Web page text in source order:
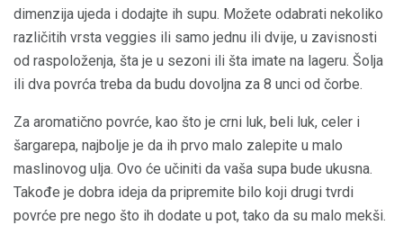
dimenzija ujeda i dodajte ih supu. Možete odabrati nekoliko
različitih vrsta veggies ili samo jednu ili dvije, u zavisnosti
od raspoloženja, šta je u sezoni ili šta imate na lageru. Šolja
ili dva povrća treba da budu dovoljna za 8 unci od čorbe.
Za aromatično povrće, kao što je crni luk, beli luk, celer i
šargarepa, najbolje je da ih prvo malo zalepite u malo
maslinovog ulja. Ovo će učiniti da vaša supa bude ukusna.
Takođe je dobra ideja da pripremite bilo koji drugi tvrdi
povrće pre nego što ih dodate u pot, tako da su malo mekši.